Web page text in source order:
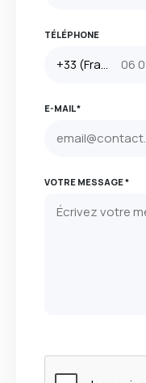
TÉLÉPHONE
E-MAIL *
VOTRE MESSAGE *